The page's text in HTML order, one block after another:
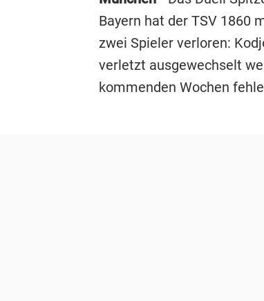
Bayern hat der TSV 1860
zwei Spieler verloren:
verletzt ausgewechselt
kommenden Wochen